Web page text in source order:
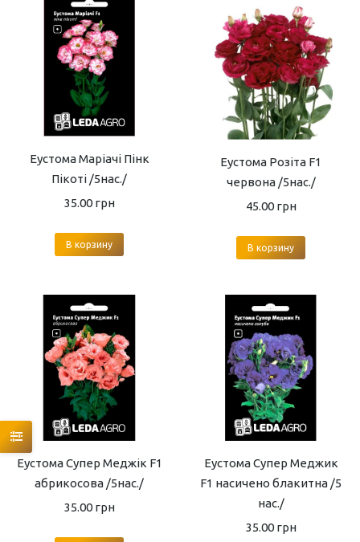
Еустома Маріачі Пінк
Пікоті /5нас./
35.00 грн
В корзину
Еустома Розіта F1
червона /5нас./
45.00 грн
В корзину
Еустома Супер Меджік F1
абрикосова /5нас./
35.00 грн
Еустома Супер Меджик
F1 насичено блакитна /5
нас./
35.00 грн